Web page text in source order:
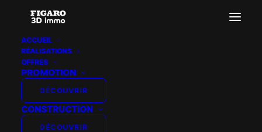
ACCUEIL
RÉALISATIONS
OFFRES
PROMOTION
DÉCOUVRIR
CONSTRUCTION
DÉCOUVRIR
PROMOGIM – TASSIN